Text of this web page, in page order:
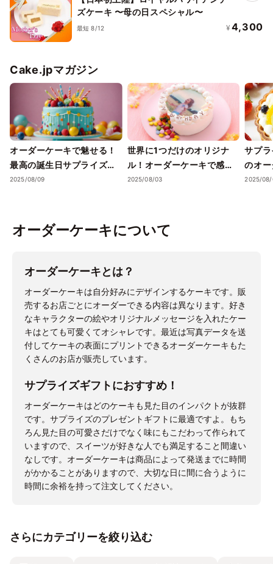
ズケーキ 〜母の日スペシャル〜
最短 8/12 ¥ 4,300
Cake.jpマガジン
オーダーケーキで魅せる！
最高の誕生日サプライズ方
法
2025/08/09
世界に1つだけのオリジナ
ル！オーダーケーキで感動
のサプライズ
2025/08/03
サプ
のオ
り誕
2025/08/
オーダーケーキについて
オーダーケーキとは？
オーダーケーキは自分好みにデザインするケーキです。販
売するお店ごとにオーダーできる内容は異なります。好き
なキャラクターの絵やオリジナルメッセージを入れたケー
キはとても可愛くてオシャレです。最近は写真データを送
付してケーキの表面にプリントできるオーダーケーキもた
くさんのお店が販売しています。
サプライズギフトにおすすめ！
オーダーケーキはどのケーキも見た目のインパクトが抜群
です。サプライズのプレゼントギフトに最適ですよ。もち
ろん見た目の可愛さだけでなく味にもこだわって作られて
いますので、スイーツが好きな人でも満足すること間違い
なしです。オーダーケーキは商品によって発送までに時間
がかかることがありますので、大切な日に間に合うように
時間に余裕を持って注文してください。
さらにカテゴリーを絞り込む